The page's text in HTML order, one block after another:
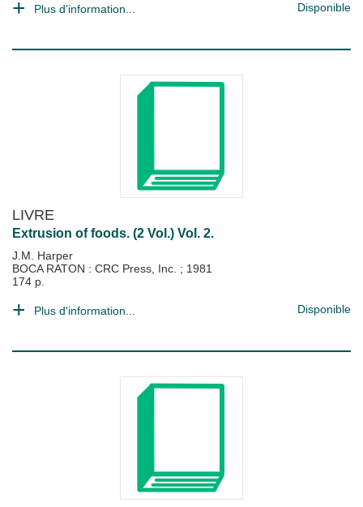
Plus d'information... Disponible
LIVRE
Extrusion of foods. (2 Vol.) Vol. 2.
J.M. Harper
BOCA RATON : CRC Press, Inc. ; 1981
174 p.
Plus d'information... Disponible